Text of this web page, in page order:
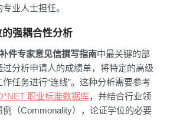
业人士担任。
强耦合性分析
件专家意见信撰写指南中最关键的部
过分析申请人的成绩单，将特定的高级
任务进行“连线”。这种分析需要参考
职业标准数据库，并结合行业领
例（Commonality），论证学位的必要